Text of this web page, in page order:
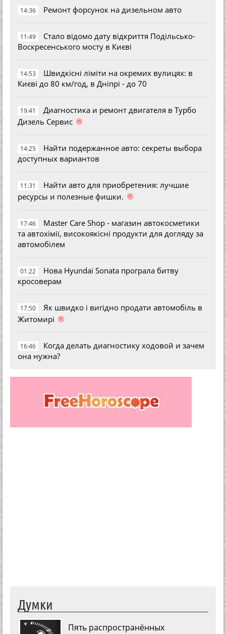
14:36 Ремонт форсунок на дизельном авто
11:49
Стало відомо дату відкриття Подільсько-
Воскресенського мосту в Києві
14:53
Швидкісні ліміти на окремих вулицях: в
Києві до 80 км/год, в Дніпрі - до 70
19:41
Диагностика и ремонт двигателя в Турбо
Дизель Сервис ®
14:25
Найти подержанное авто: секреты выбора
доступных вариантов
11:31
Найти авто для приобретения: лучшие
ресурсы и полезные фишки. ®
17:46
Master Care Shop - магазин автокосметики
та автохімії, високоякісні продукти для догляду за
автомобілем
01:22
Нова Hyundai Sonata програла битву
кросоверам
17:50
Як швидко і вигідно продати автомобіль в
Житомирі ®
16:46
Когда делать диагностику ходовой и зачем
она нужна?
Думки
Пять распространённых